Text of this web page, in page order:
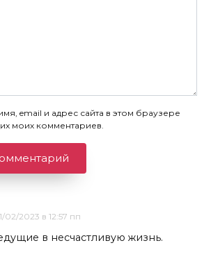
email и адрес сайта в этом браузере
моих комментариев.
02/2023 в 12:57 пп
в несчастливую жизнь.